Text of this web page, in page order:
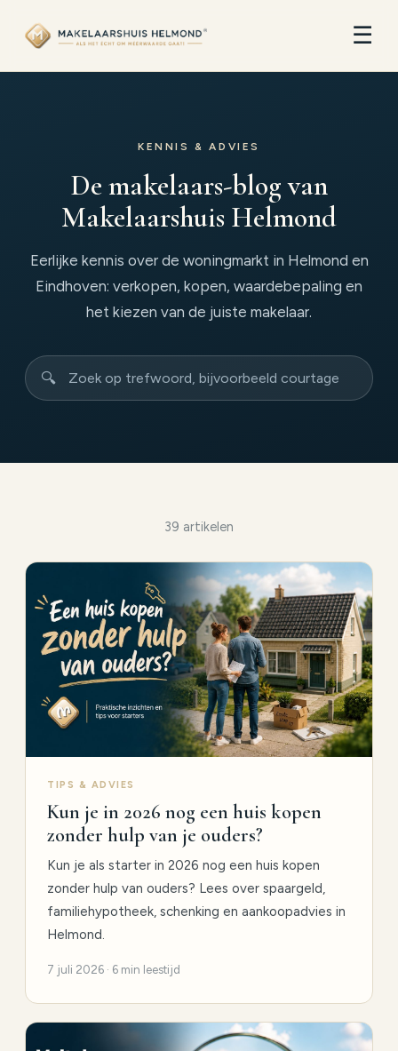
☰
KENNIS & ADVIES
De makelaars-blog van
Makelaarshuis Helmond
Eerlijke kennis over de woningmarkt in Helmond en
Eindhoven: verkopen, kopen, waardebepaling en
het kiezen van de juiste makelaar.
🔍
39 artikelen
TIPS & ADVIES
Kun je in 2026 nog een huis kopen
zonder hulp van je ouders?
Kun je als starter in 2026 nog een huis kopen
zonder hulp van ouders? Lees over spaargeld,
familiehypotheek, schenking en aankoopadvies in
Helmond.
7 juli 2026 · 6 min leestijd